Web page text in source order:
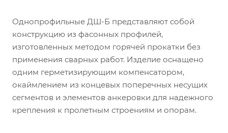
Однопрофильные ДШ-Б представляют собой
конструкцию из фасонных профилей,
изготовленных методом горячей прокатки без
применения сварных работ. Изделие оснащено
одним герметизирующим компенсатором,
окаймлением из концевых поперечных несущих
сегментов и элементов анкеровки для надежного
крепления к пролетным строениям и опорам.